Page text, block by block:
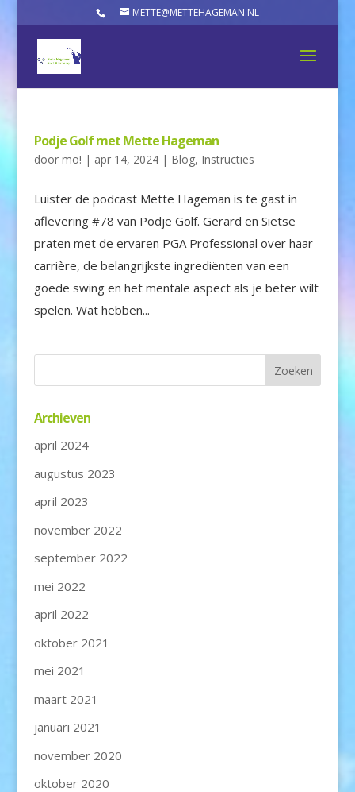
METTE@METTEHAGEMAN.NL
Podje Golf met Mette Hageman
door mo! | apr 14, 2024| Blog, Instructies
Luister de podcast Mette Hageman is te gast in
aflevering #78 van Podje Golf. Gerard en Sietse
praten met de ervaren PGA Professional over haar
carrière, de belangrijkste ingrediënten van een
goede swing en het mentale aspect als je beter wilt
spelen. Wat hebben...
Archieven
april 2024
augustus 2023
april 2023
november 2022
september 2022
mei 2022
april 2022
oktober 2021
mei 2021
maart 2021
januari 2021
november 2020
oktober 2020